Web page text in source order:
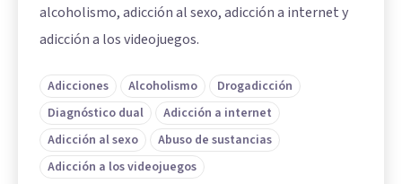
alcoholismo, adicción al sexo, adicción a internet y
adicción a los videojuegos.
Adicciones Alcoholismo
Drogadicción
Diagnóstico dual
Adicción a internet
Adicción al sexo
Abuso de sustancias
Adicción a los videojuegos